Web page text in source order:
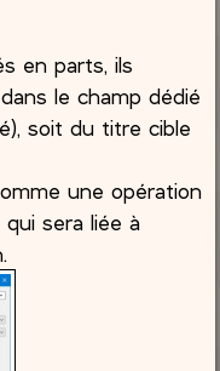
en parts, ils
le champ dédié
soit du titre cible
une opération
sera liée à